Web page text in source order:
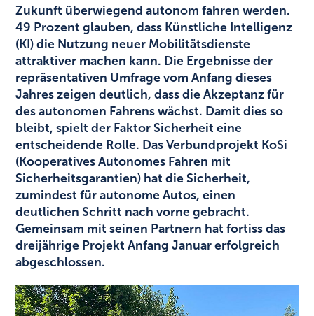
Zukunft überwiegend autonom fahren werden.
49 Prozent glauben, dass Künstliche Intelligenz
(KI) die Nutzung neuer Mobilitätsdienste
attraktiver machen kann. Die Ergebnisse der
repräsentativen Umfrage vom Anfang dieses
Jahres zeigen deutlich, dass die Akzeptanz für
des autonomen Fahrens wächst. Damit dies so
bleibt, spielt der Faktor Sicherheit eine
entscheidende Rolle. Das Verbundprojekt KoSi
(Kooperatives Autonomes Fahren mit
Sicherheitsgarantien) hat die Sicherheit,
zumindest für autonome Autos, einen
deutlichen Schritt nach vorne gebracht.
Gemeinsam mit seinen Partnern hat fortiss das
dreijährige Projekt Anfang Januar erfolgreich
abgeschlossen.